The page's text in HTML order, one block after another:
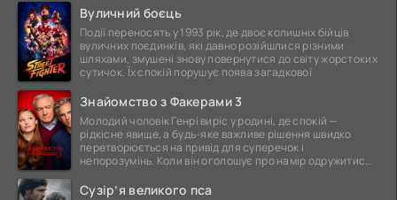
Вуличний боєць
Події переносять у 1993 рік, де двоє колишніх бійців
вуличних поєдинків, які давно розійшлися різними
шляхами, змушені знову повернутися до світу жорстоких
сутичок. Їх спокій порушує поява загадкової
Знайомство з Факерами 3
Молодий чоловік Генрі виріс у родині, де спокій —
рідкісне явище, а будь-яке важливе рішення швидко
перетворюється на привід для суперечок і
непорозумінь. Коли він оголошує про намір одружитися,
Сузір’я великого пса